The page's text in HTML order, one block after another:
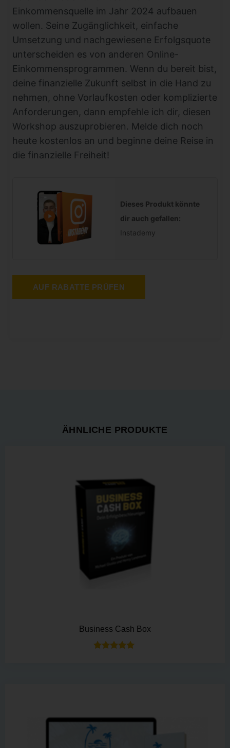
Einkommensquelle im Jahr 2024 aufbauen
wollen. Seine Zugänglichkeit, einfache
Umsetzung und nachgewiesene Erfolgsquote
unterscheiden es von anderen Online-
Einkommensprogrammen. Wenn du bereit bist,
deine finanzielle Zukunft selbst in die Hand zu
nehmen, ohne Vorlaufkosten oder komplizierte
Anforderungen, dann empfehle ich dir, diesen
Workshop auszuprobieren. Melde dich noch
heute kostenlos an und beginne deine Reise in
die finanzielle Freiheit!
Dieses Produkt könnte
dir auch gefallen:
Instademy
AUF RABATTE PRÜFEN
ÄHNLICHE PRODUKTE
Business Cash Box